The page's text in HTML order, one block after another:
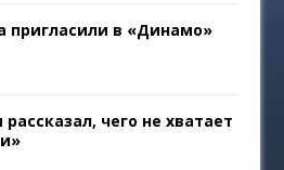
пригласили в «Динамо»
чего не хватает